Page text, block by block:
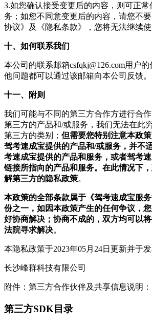
3.如您确认接受变更后的内容，则可正
务；如您不同意变更后的内容，请您不
协议》及《隐私条款》，您将无法继续使
十、如何联系我们
本公司的联系邮箱csfqkj@126.com用户
他问题都可以通过该邮箱向本公司反馈。
十一、附则
我们可能与不同的第三方合作方进行合
第三方的产品和/或服务，我们无法在此
第三方的类别； 但需要您特别注意本政
驾考速成宝提供的产品和/或服务，并不
考速成宝提供的产品和服务，或者驾考
链接所指向的产品和服务。在此情况下
解第三方的隐私政策。
本政策的全部条款属于《驾考速成宝服
份之一，如因本政策产生的任何争议，
好协商解决；协商不成的，双方均可以
法院寻求解决。
本隐私政策于2023年05月24日更新并于发
长沙峰群科技有限公司
附件：第三方合作伙伴及共享信息说明：
第三方SDK目录